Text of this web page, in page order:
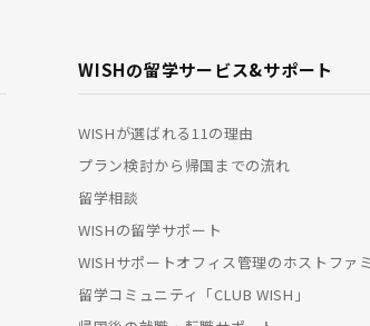
WISHの留学サービス&サポート
WISHが選ばれる11の理由
プラン検討から帰国までの流れ
留学相談
WISHの留学サポート
WISHサポートオフィス管理のホストファ
留学コミュニティ「CLUB WISH」